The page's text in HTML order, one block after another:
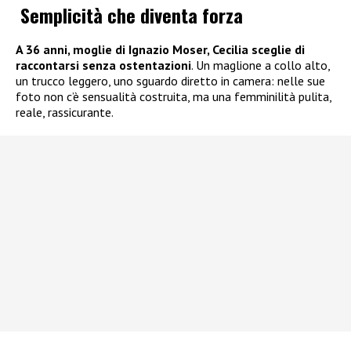
Semplicità che diventa forza
A 36 anni, moglie di Ignazio Moser, Cecilia sceglie di
raccontarsi senza ostentazioni. Un maglione a collo alto,
un trucco leggero, uno sguardo diretto in camera: nelle sue
foto non c’è sensualità costruita, ma una femminilità pulita,
reale, rassicurante.